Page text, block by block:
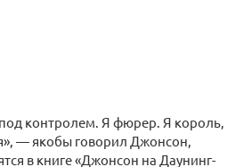
контролем. Я фюрер. Я король,
— якобы говорил Джонсон,
в книге «Джонсон на Даунинг-